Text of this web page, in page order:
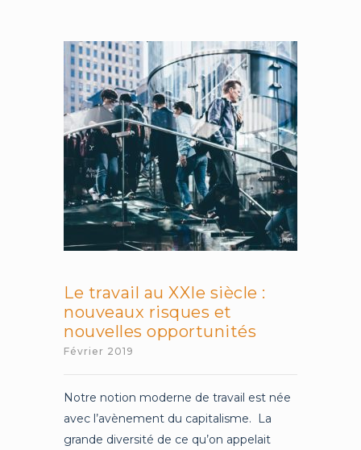
du
sanctuaire
d’Amarynthos
(Eubée)
avec
un
professeur
du
Collège
de
France
Le travail au XXIe siècle :
nouveaux risques et
nouvelles opportunités
Février 2019
Notre notion moderne de travail est née
avec l’avènement du capitalisme. La
grande diversité de ce qu’on appelait